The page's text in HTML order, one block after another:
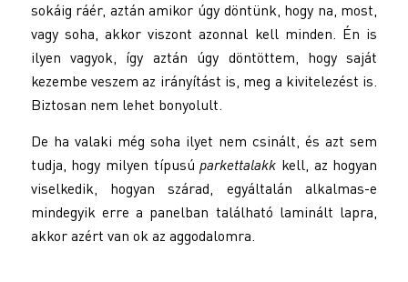
sokáig ráér, aztán amikor úgy döntünk, hogy na, most,
vagy soha, akkor viszont azonnal kell minden. Én is
ilyen vagyok, így aztán úgy döntöttem, hogy saját
kezembe veszem az irányítást is, meg a kivitelezést is.
Biztosan nem lehet bonyolult.
De ha valaki még soha ilyet nem csinált, és azt sem
tudja, hogy milyen típusú parkettalakk kell, az hogyan
viselkedik, hogyan szárad, egyáltalán alkalmas-e
mindegyik erre a panelban található laminált lapra,
akkor azért van ok az aggodalomra.